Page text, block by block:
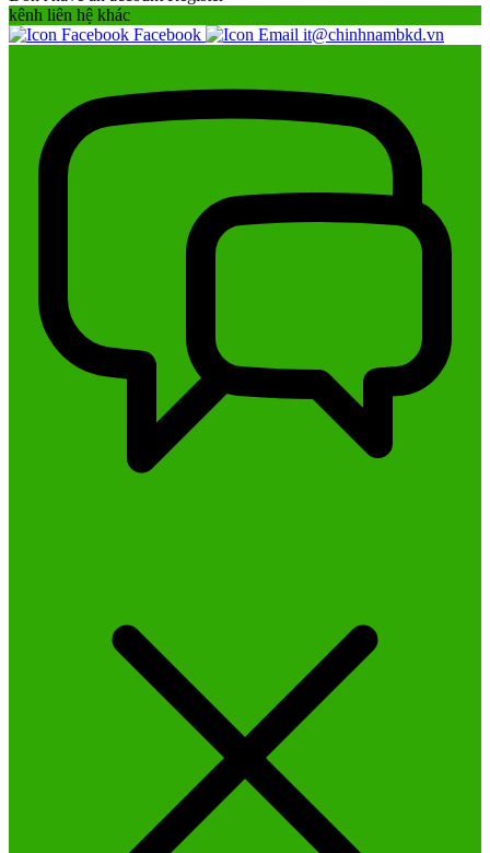
kênh liên hệ khác
Facebook
it@chinhnambkd.vn